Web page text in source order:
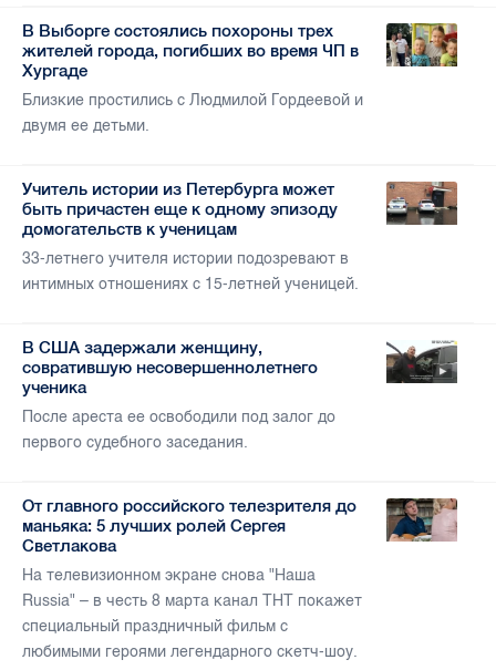
В Выборге состоялись похороны трех
жителей города, погибших во время ЧП в
Хургаде
Близкие простились с Людмилой Гордеевой и
двумя ее детьми.
Учитель истории из Петербурга может
быть причастен еще к одному эпизоду
домогательств к ученицам
33-летнего учителя истории подозревают в
интимных отношениях с 15-летней ученицей.
В США задержали женщину,
совратившую несовершеннолетнего
ученика
После ареста ее освободили под залог до
первого судебного заседания.
От главного российского телезрителя до
маньяка: 5 лучших ролей Сергея
Светлакова
На телевизионном экране снова "Наша
Russia" – в честь 8 марта канал ТНТ покажет
специальный праздничный фильм с
любимыми героями легендарного скетч-шоу.